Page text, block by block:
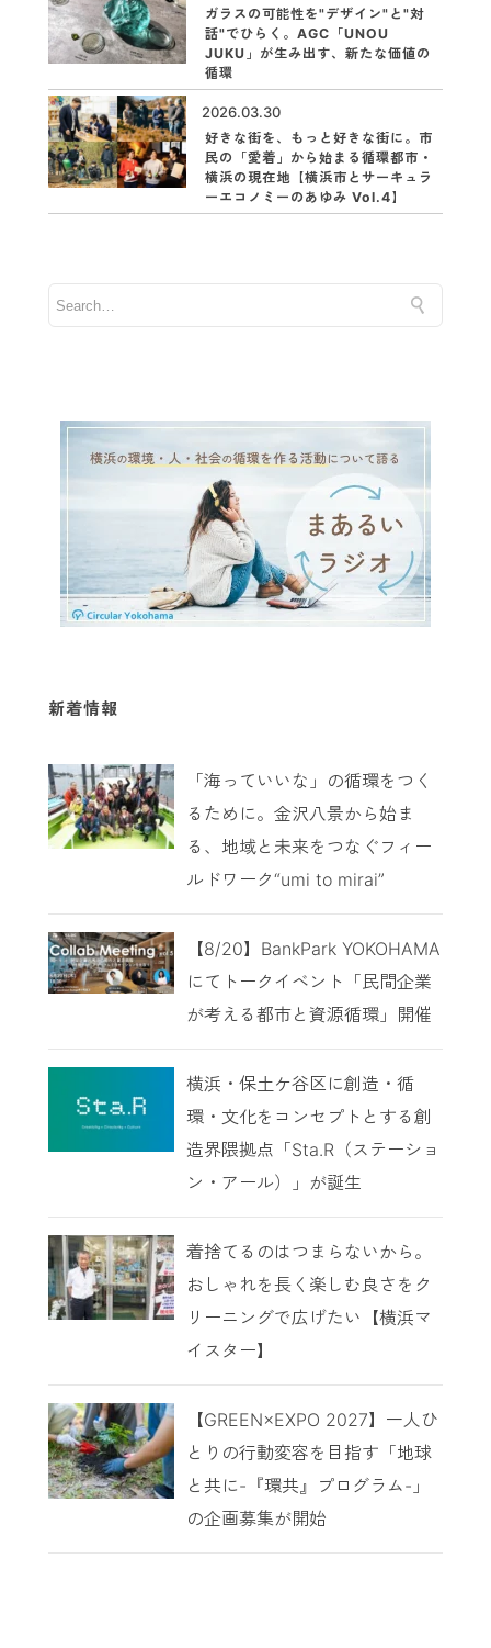
ガラスの可能性を"デザイン"と"対
話"でひらく。AGC「UNOU
JUKU」が生み出す、新たな価値の
循環
2026.03.30
好きな街を、もっと好きな街に。市
民の「愛着」から始まる循環都市・
横浜の現在地【横浜市とサーキュラ
ーエコノミーのあゆみ Vol.4】
新着情報
「海っていいな」の循環をつく
るために。金沢八景から始ま
る、地域と未来をつなぐフィー
ルドワーク“umi to mirai”
【8/20】BankPark YOKOHAMA
にてトークイベント「民間企業
が考える都市と資源循環」開催
横浜・保土ケ谷区に創造・循
環・文化をコンセプトとする創
造界隈拠点「Sta.R（ステーショ
ン・アール）」が誕生
着捨てるのはつまらないから。
おしゃれを長く楽しむ良さをク
リーニングで広げたい【横浜マ
イスター】
【GREEN×EXPO 2027】一人ひ
とりの行動変容を目指す「地球
と共に-『環共』プログラム-」
の企画募集が開始